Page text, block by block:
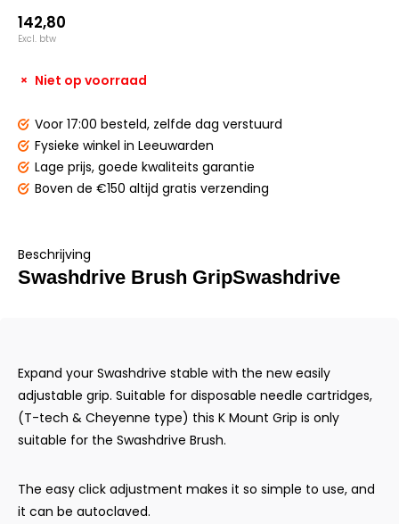
142,80
Excl. btw
Niet op voorraad
Voor 17:00 besteld, zelfde dag verstuurd
Fysieke winkel in Leeuwarden
Lage prijs, goede kwaliteits garantie
Boven de €150 altijd gratis verzending
Beschrijving
Swashdrive Brush GripSwashdrive
Expand your Swashdrive stable with the new easily
adjustable grip. Suitable for disposable needle cartridges,
(T-tech & Cheyenne type) this K Mount Grip is only
suitable for the Swashdrive Brush.
The easy click adjustment makes it so simple to use, and
it can be autoclaved.